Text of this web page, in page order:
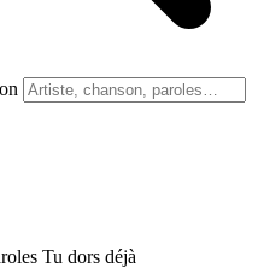
Tu dors déjà